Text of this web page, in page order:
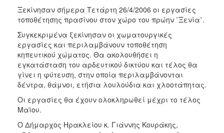
2017
2016
2015
2013
2012
2011
2010
2006
Ξεκίνησαν σήμερα Τετάρτη 26/4/2006 οι εργασίες
τοποθέτησης πρασίνου στον χώρο του πρώην ¨Ξενία¨.
Συγκεκριμένα ξεκίνησαν οι χωματουργικές
εργασίες και περιλαμβάνουν τοποθέτηση
κηπευτικού χώματος. Θα ακολουθήσει η
εγκατάσταση του αρδευτικού δικτύου και τέλος θα
γίνει η φύτευση, στην οποία περιλαμβάνονται
δέντρα, θάμνοι, ετήσια λουλούδια και χλοοτάπητας.
Οι εργασίες θα έχουν ολοκληρωθεί μέχρι το τέλος
Μαϊου.
Ο Δήμαρχος Ηρακλείου κ. Γιάννης Κουράκης,